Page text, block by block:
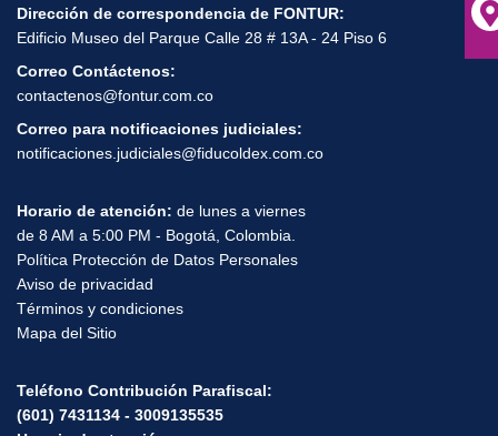
contactenos@fontur.com.co
Correo para notificaciones judiciales:
notificaciones.judiciales@fiducoldex.com.co
Horario de atención:de lunes a viernes
de 8 AM a 5:00 PM - Bogotá, Colombia.
Aviso de privacidad
Términos y condiciones
Mapa del Sitio
Teléfono Contribución Parafiscal:
(601) 7431134 - 3009135535
Lunes a Viernes de 8:00 A.M a 5:00 P.M